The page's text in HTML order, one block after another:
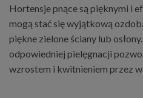
Hortensje pnące są pięknymi i
mogą stać się wyjątkową
piękne zielone ściany lub
odpowiedniej pielęgnacji
wzrostem i kwitnieniem przez